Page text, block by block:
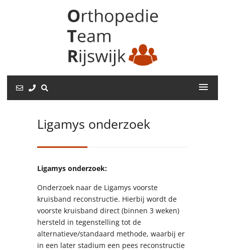
Ligamys onderzoek
Ligamys onderzoek:
Onderzoek naar de Ligamys voorste
kruisband reconstructie. Hierbij wordt de
voorste kruisband direct (binnen 3 weken)
hersteld in tegenstelling tot de
alternatieve/standaard methode, waarbij er
in een later stadium een pees reconstructie